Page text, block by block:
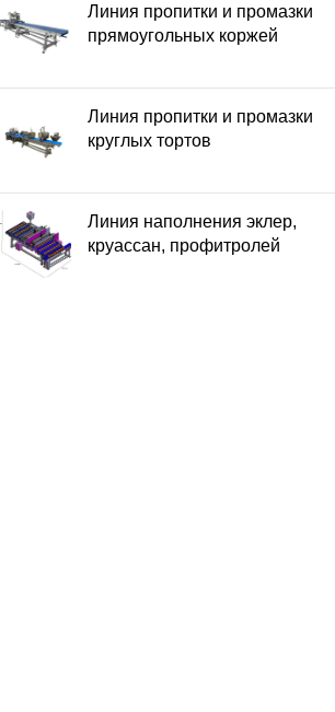
Линия пропитки и промазки
прямоугольных коржей
Линия пропитки и промазки
круглых тортов
Линия наполнения эклер,
круассан, профитролей